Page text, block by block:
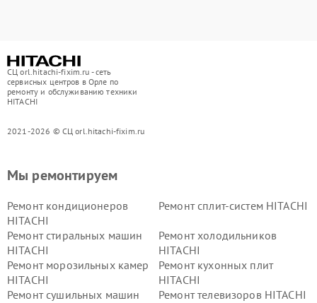
СЦ orl.hitachi-fixim.ru - сеть
сервисных центров в Орле по
ремонту и обслуживанию техники
HITACHI
2021-2026 © СЦ orl.hitachi-fixim.ru
Мы ремонтируем
Ремонт кондиционеров
HITACHI
Ремонт сплит-систем HITACHI
Ремонт стиральных машин
HITACHI
Ремонт холодильников
HITACHI
Ремонт морозильных камер
HITACHI
Ремонт кухонных плит
HITACHI
Ремонт сушильных машин
Ремонт телевизоров HITACHI